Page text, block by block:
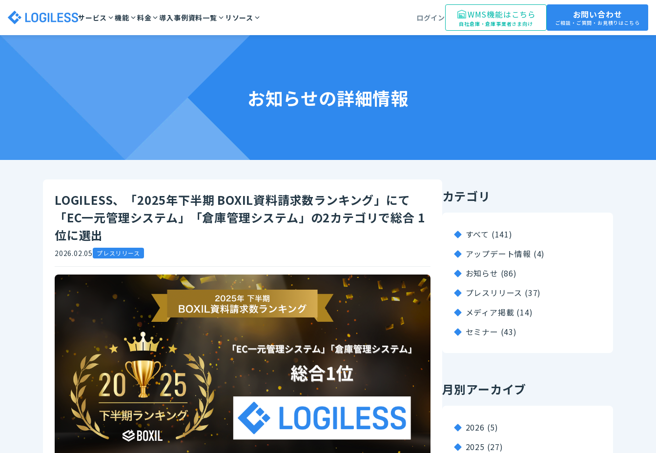
サービス 機能 料金 導入事例資料一覧 リソース ログイン WMS機能はこちら
自社倉庫・倉庫事業者さま向け
お問い合わせ
ご相談・ご質問・お見積りはこちら
お知らせの詳細情報
LOGILESS、「2025年下半期 BOXIL資料請求数ランキング」にて
「EC一元管理システム」「倉庫管理システム」の2カテゴリで総合 1
位に選出
2026.02.05 プレスリリース
カテゴリ
すべて (141)
アップデート情報 (4)
お知らせ (86)
プレスリリース (37)
メディア掲載 (14)
セミナー (43)
月別アーカイブ
2026 (5)
2025 (27)